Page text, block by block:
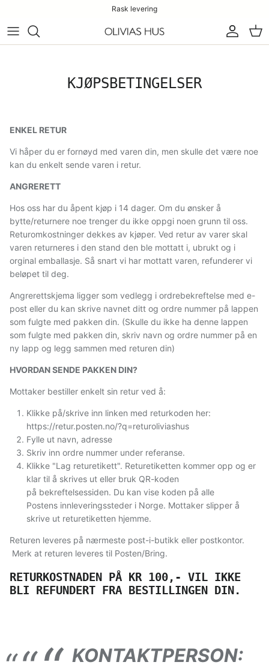
Rask levering
Konto
KJØPSBETINGELSER
ENKEL RETUR
Vi håper du er fornøyd med varen din, men skulle det være noe
kan du enkelt sende varen i retur.
ANGRERETT
Hos oss har du åpent kjøp i 14 dager. Om du ønsker å
bytte/returnere noe trenger du ikke oppgi noen grunn til oss.
Returomkostninger dekkes av kjøper. Ved retur av varer skal
varen returneres i den stand den ble mottatt i, ubrukt og i
orginal emballasje. Så snart vi har mottatt varen, refunderer vi
beløpet til deg.
Angrerettskjema ligger som vedlegg i ordrebekreftelse med e-
post eller du kan skrive navnet ditt og ordre nummer på lappen
som fulgte med pakken din. (Skulle du ikke ha denne lappen
som fulgte med pakken din, skriv navn og ordre nummer på en
ny lapp og legg sammen med returen din)
HVORDAN SENDE PAKKEN DIN?
Mottaker bestiller enkelt sin retur ved å:
Klikke på/skrive inn linken med returkoden her:
https://retur.posten.no/?q=returoliviashus
Fylle ut navn, adresse
Skriv inn ordre nummer under referanse.
Klikke "Lag returetikett". Returetiketten kommer opp og er
klar til å skrives ut eller bruk QR-koden
på bekreftelsessiden. Du kan vise koden på alle
Postens innleveringssteder i Norge. Mottaker slipper å
skrive ut returetiketten hjemme.
Returen leveres på nærmeste post-i-butikk eller postkontor.
Merk at returen leveres til Posten/Bring.
RETURKOSTNADEN PÅ KR 100,- VIL IKKE
BLI REFUNDERT FRA BESTILLINGEN DIN.
KONTAKTPERSON: